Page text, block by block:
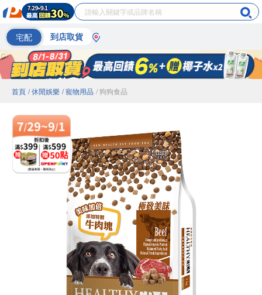
宅配 到店取貨
首頁 / 休閒娛樂 / 寵物用品 / 狗狗食品